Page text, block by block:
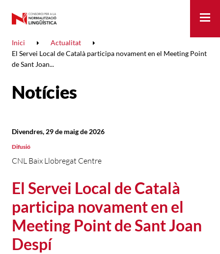
Inici
Actualitat
El Servei Local de Català participa novament en el Meeting Point
de Sant Joan...
Notícies
El Servei Local de Català
participa novament en el
Meeting Point de Sant Joan
Despí
CNL Baix Llobregat Centre
Divendres, 29 de maig de 2026
Difusió